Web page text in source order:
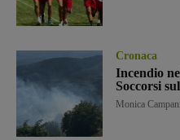
Cronaca
Incendio
Soccorsi
Monica